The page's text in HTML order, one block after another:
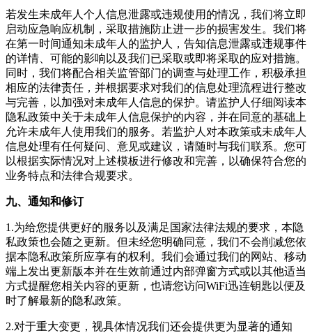
若发生未成年人个人信息泄露或违规使用的情况，我们将立即
启动应急响应机制，采取措施防止进一步的损害发生。我们将
在第一时间通知未成年人的监护人，告知信息泄露或违规事件
的详情、可能的影响以及我们已采取或即将采取的应对措施。
同时，我们将配合相关监管部门的调查与处理工作，积极承担
相应的法律责任，并根据要求对我们的信息处理流程进行整改
与完善，以加强对未成年人信息的保护。请监护人仔细阅读本
隐私政策中关于未成年人信息保护的内容，并在同意的基础上
允许未成年人使用我们的服务。若监护人对本政策或未成年人
信息处理有任何疑问、意见或建议，请随时与我们联系。您可
以根据实际情况对上述模板进行修改和完善，以确保符合您的
业务特点和法律合规要求。
九、通知和修订
1.为给您提供更好的服务以及满足国家法律法规的要求，本隐
私政策也会随之更新。但未经您明确同意，我们不会削减您依
据本隐私政策所应享有的权利。我们会通过我们的网站、移动
端上发出更新版本并在生效前通过内部弹窗方式或以其他适当
方式提醒您相关内容的更新，也请您访问WiFi迅连钥匙 以便及
时了解最新的隐私政策。
2.对于重大变更，视具体情况我们还会提供更为显著的通知